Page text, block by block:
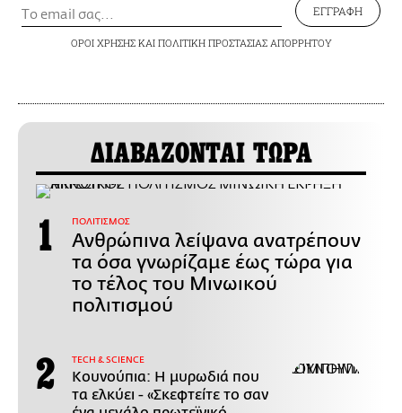
ΕΓΓΡΑΦΗ
ΟΡΟΙ ΧΡΗΣΗΣΚΑΙ ΠΟΛΙΤΙΚΗ ΠΡΟΣΤΑΣΙΑΣ ΑΠΟΡΡΗΤΟΥ
ΔΙΑΒΑΖΟΝΤΑΙ ΤΩΡΑ
ΠΟΛΙΤΙΣΜΟΣ
Ανθρώπινα λείψανα ανατρέπουν
τα όσα γνωρίζαμε έως τώρα για
το τέλος του Μινωικού
πολιτισμού
ΤECH & SCIENCE
Κουνούπια: Η μυρωδιά που
τα ελκύει - «Σκεφτείτε το σαν